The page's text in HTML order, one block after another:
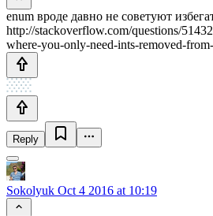
enum вроде давно не советуют
http://stackoverflow.com/questions/
where-you-only-need-ints-removed-
Reply
Sokolyuk Oct 4 2016 at 10:19